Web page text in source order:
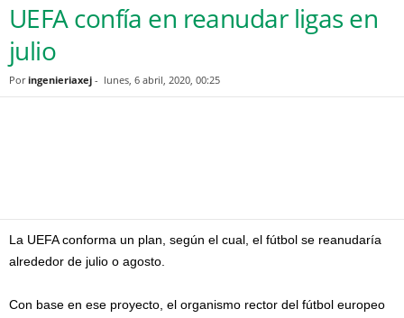
UEFA confía en reanudar ligas en
julio
Por ingenieriaxej - lunes, 6 abril, 2020, 00:25
La UEFA conforma un plan, según el cual, el fútbol se reanudaría
alrededor de julio o agosto.
Con base en ese proyecto, el organismo rector del fútbol europeo